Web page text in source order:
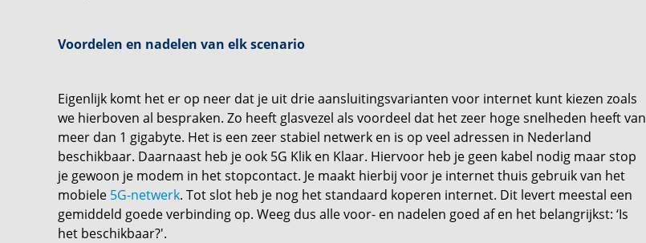
Voordelen en nadelen van elk scenario
Eigenlijk komt het er op neer dat je uit drie aansluitingsvarianten voor internet kunt kiezen zoals
we hierboven al bespraken. Zo heeft glasvezel als voordeel dat het zeer hoge snelheden heeft van
meer dan 1 gigabyte. Het is een zeer stabiel netwerk en is op veel adressen in Nederland
beschikbaar. Daarnaast heb je ook 5G Klik en Klaar. Hiervoor heb je geen kabel nodig maar stop
je gewoon je modem in het stopcontact. Je maakt hierbij voor je internet thuis gebruik van het
mobiele 5G-netwerk. Tot slot heb je nog het standaard koperen internet. Dit levert meestal een
gemiddeld goede verbinding op. Weeg dus alle voor- en nadelen goed af en het belangrijkst: ‘Is
het beschikbaar?'.